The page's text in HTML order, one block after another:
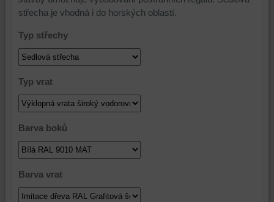
střecha je vhodná i do horských oblastí.
Typ střechy
Typ vrat
Barva boků
Barva vrat